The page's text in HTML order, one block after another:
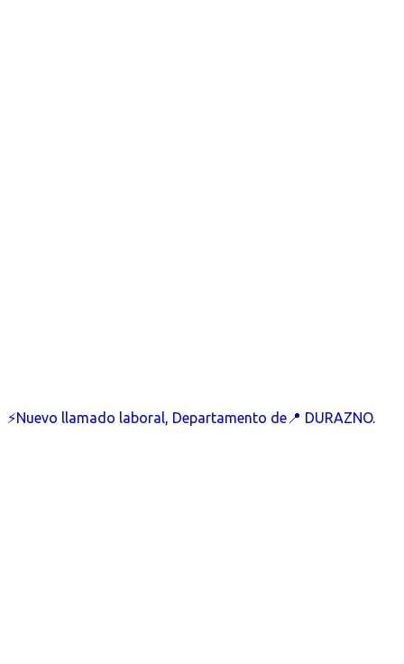
⚡Nuevo llamado laboral, Departamento de📍 DURAZNO.